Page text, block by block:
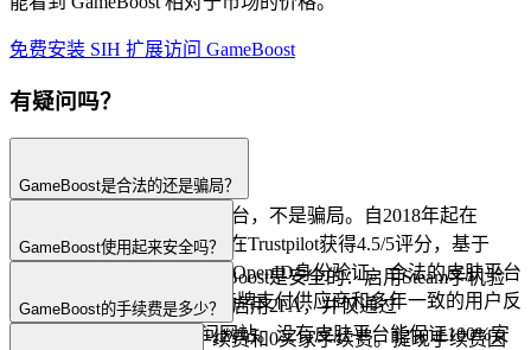
免费安装 SIH 扩展访问 GameBoost
有疑问吗？
GameBoost是合法的还是骗局？
GameBoost是一个合法的平台，不是骗局。自2018年起在
Croatia由GameBoost运营，在Trustpilot获得4.5/5评分，基于
20204+条评价，使用Steam OpenID身份验证。合法的皮肤平台
具备可核实的公司注册、持牌支付供应商和多年一致的用户反
馈，GameBoost都具备。
GameBoost使用起来安全吗？
是的，遵循标准实践GameBoost是安全的：启用Steam手机验
证器、在GameBoost账户上启用2FA，并仅通过
https://gameboost.com/访问网站。没有皮肤平台能保证100%安
GameBoost的手续费是多少？
GameBoost收取10卖家手续费和0买家手续费。提现手续费因